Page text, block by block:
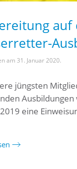
auf
am 31. Januar 2020.
jüngsten
eine